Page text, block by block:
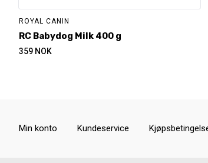
ROYAL CANIN
RC Babydog Milk 400 g
359 NOK
Min konto Kundeservice